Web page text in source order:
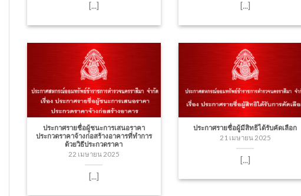
[...] [...]
ประกาศรายชื่อผู้ชนะการเสนอราคา
ประกวดราคาจ้างก่อสร้างอาคารที่ทำการ
ด้วยวิธีประกวดราคา
22 เมษายน 2025
[...]
ประกาศรายชื่อผู้มีสิทธิได้รับคัดเลือก
21 เมษายน 2025
[...]